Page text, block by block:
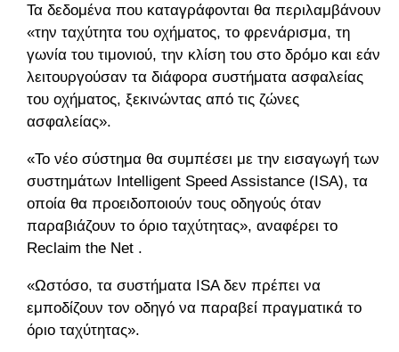
Τα δεδομένα που καταγράφονται θα περιλαμβάνουν
«την ταχύτητα του οχήματος, το φρενάρισμα, τη
γωνία του τιμονιού, την κλίση του στο δρόμο και εάν
λειτουργούσαν τα διάφορα συστήματα ασφαλείας
του οχήματος, ξεκινώντας από τις ζώνες
ασφαλείας».
«Το νέο σύστημα θα συμπέσει με την εισαγωγή των
συστημάτων Intelligent Speed ​​Assistance (ISA), τα
οποία θα προειδοποιούν τους οδηγούς όταν
παραβιάζουν το όριο ταχύτητας», αναφέρει το
Reclaim the Net .
«Ωστόσο, τα συστήματα ISA δεν πρέπει να
εμποδίζουν τον οδηγό να παραβεί πραγματικά το
όριο ταχύτητας».